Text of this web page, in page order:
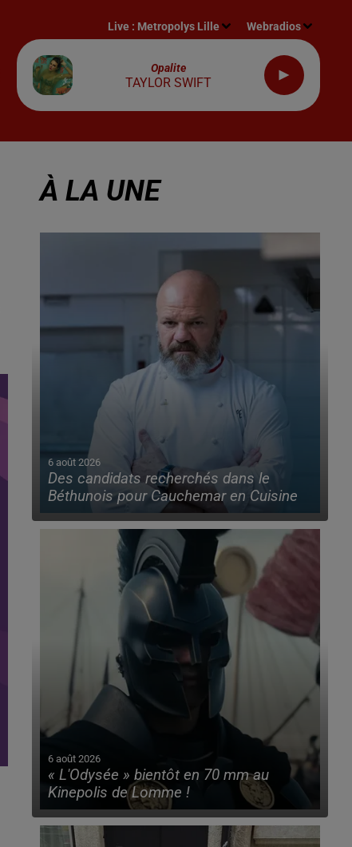
Live : Metropolys Lille Webradios
Opalite
TAYLOR SWIFT
À LA UNE
6 août 2026
Des candidats recherchés dans le
Béthunois pour Cauchemar en Cuisine
6 août 2026
« L'Odysée » bientôt en 70 mm au
Kinepolis de Lomme !